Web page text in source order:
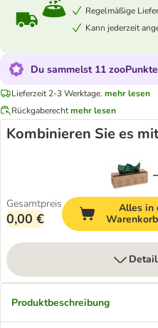
Regelmäßige
Kann jederzeit
Du sammelst 11
Lieferzeit 2-3 Werktage. mehr lesen
Rückgaberechtmehr lesen
Kombinieren Sie es
Gesamtpreis
0,00 €
Alles in
Produktbeschreibung